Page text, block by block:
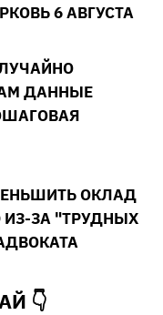
6 АВГУСТА
ДАННЫЕ
ОКЛАД
ЗА "ТРУДНЫХ
👇